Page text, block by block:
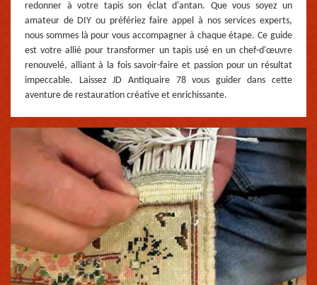
redonner à votre tapis son éclat d'antan. Que vous soyez un
amateur de DIY ou préfériez faire appel à nos services experts,
nous sommes là pour vous accompagner à chaque étape. Ce guide
est votre allié pour transformer un tapis usé en un chef-d'œuvre
renouvelé, alliant à la fois savoir-faire et passion pour un résultat
impeccable. Laissez JD Antiquaire 78 vous guider dans cette
aventure de restauration créative et enrichissante.